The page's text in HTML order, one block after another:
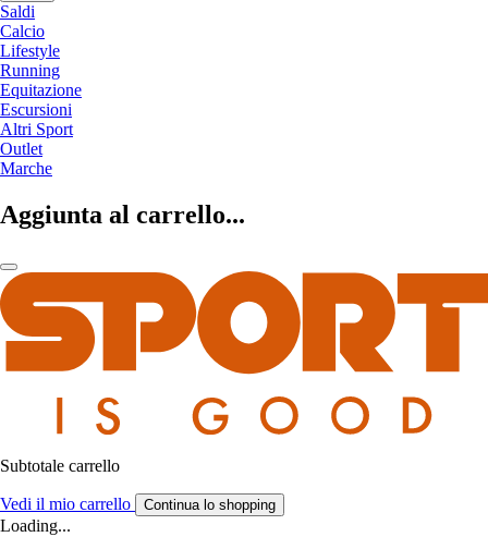
Saldi
Calcio
Lifestyle
Running
Equitazione
Escursioni
Altri Sport
Outlet
Marche
Aggiunta al carrello...
Subtotale carrello
Vedi il mio carrello Continua lo shopping
Loading...